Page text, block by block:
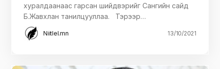
хуралдаанаас гарсан шийдвэрийг Сангийн сайд
Б.Жавхлан танилцууллаа. Тэрээр…
Niitlel.mn 13/10/2021